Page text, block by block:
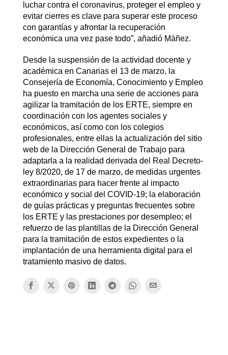
luchar contra el coronavirus, proteger el empleo y
evitar cierres es clave para superar este proceso
con garantías y afrontar la recuperación
económica una vez pase todo”, añadió Máñez.
Desde la suspensión de la actividad docente y
académica en Canarias el 13 de marzo, la
Consejería de Economía, Conocimiento y Empleo
ha puesto en marcha una serie de acciones para
agilizar la tramitación de los ERTE, siempre en
coordinación con los agentes sociales y
económicos, así como con los colegios
profesionales, entre ellas la actualización del sitio
web de la Dirección General de Trabajo para
adaptarla a la realidad derivada del Real Decreto-
ley 8/2020, de 17 de marzo, de medidas urgentes
extraordinarias para hacer frente al impacto
económico y social del COVID-19; la elaboración
de guías prácticas y preguntas frecuentes sobre
los ERTE y las prestaciones por desempleo; el
refuerzo de las plantillas de la Dirección General
para la tramitación de estos expedientes o la
implantación de una herramienta digital para el
tratamiento masivo de datos.